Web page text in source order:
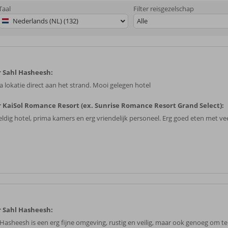
Nederlands (NL) (132)
Filter reisgezelschap
Alle
Sahl Hasheesh:
lokatie direct aan het strand. Mooi gelegen hotel
KaiSol Romance Resort (ex. Sunrise Romance Resort Grand Select):
hotel, prima kamers en erg vriendelijk personeel. Erg goed eten met
Sahl Hasheesh:
is een erg fijne omgeving, rustig en veilig, maar ook genoeg om